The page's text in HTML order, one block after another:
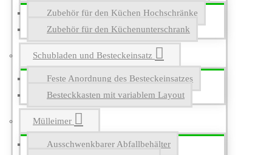
Zubehör für den Küchen Hochschränke
Zubehör für den Küchenunterschrank
Schubladen und Besteckeinsatz
Feste Anordnung des Besteckeinsatzes
Besteckkasten mit variablem Layout
Mülleimer
Ausschwenkbarer Abfallbehälter